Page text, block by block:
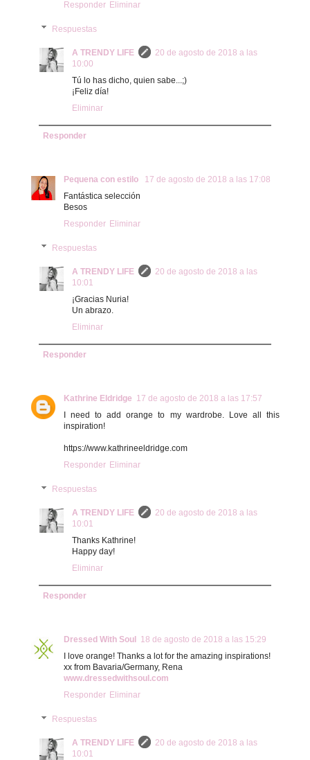
Responder Eliminar
Respuestas
A TRENDY LIFE
20 de agosto de 2018 a las
10:00
Tú lo has dicho, quien sabe...;)
¡Feliz día!
Eliminar
Responder
Pequena con estilo
17 de agosto de 2018 a las 17:08
Fantástica selección
Besos
Responder Eliminar
Respuestas
A TRENDY LIFE
20 de agosto de 2018 a las
10:01
¡Gracias Nuria!
Un abrazo.
Eliminar
Responder
Kathrine Eldridge 17 de agosto de 2018 a las 17:57
I need to add orange to my wardrobe. Love all this
inspiration!
https://www.kathrineeldridge.com
Responder Eliminar
Respuestas
A TRENDY LIFE
20 de agosto de 2018 a las
10:01
Thanks Kathrine!
Happy day!
Eliminar
Responder
Dressed With Soul
18 de agosto de 2018 a las 15:29
I love orange! Thanks a lot for the amazing inspirations!
xx from Bavaria/Germany, Rena
www.dressedwithsoul.com
Responder Eliminar
Respuestas
A TRENDY LIFE
20 de agosto de 2018 a las
10:01